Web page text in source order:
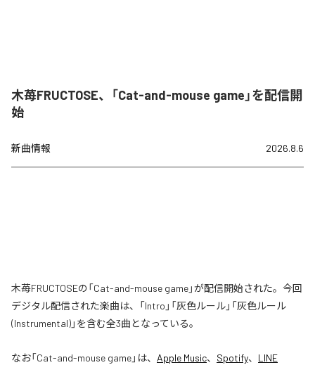
木苺FRUCTOSE、「Cat-and-mouse game」を配信開
始
新曲情報 2026.8.6
木苺FRUCTOSEの「Cat-and-mouse game」が配信開始された。今回
デジタル配信された楽曲は、「Intro」「灰色ルール」「灰色ルール
(Instrumental)」を含む全3曲となっている。
なお「Cat-and-mouse game」は、 Apple Music、 Spotify、 LINE